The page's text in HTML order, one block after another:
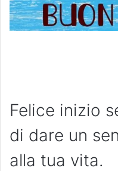
Felice inizio
di dare un
alla tua vita.